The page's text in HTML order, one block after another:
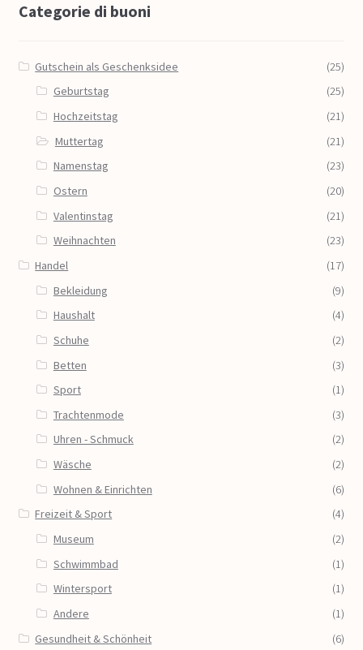
Categorie di buoni
Gutschein als Geschenksidee
(25)
Geburtstag
(25)
Hochzeitstag
(21)
Muttertag
(21)
Namenstag
(23)
Ostern
(20)
Valentinstag
(21)
Weihnachten
(23)
Handel
(17)
Bekleidung
(9)
Haushalt
(4)
Schuhe
(2)
Betten
(3)
Sport
(1)
Trachtenmode
(3)
Uhren - Schmuck
(2)
Wäsche
(2)
Wohnen & Einrichten
(6)
Freizeit & Sport
(4)
Museum
(2)
Schwimmbad
(1)
Wintersport
(1)
Andere
(1)
Gesundheit & Schönheit
(6)